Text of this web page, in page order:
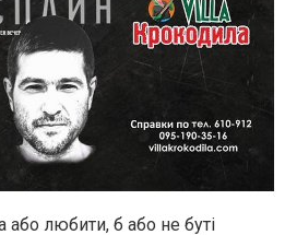
любити, б або не буті